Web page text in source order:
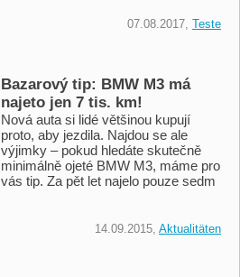
07.08.2017, Teste
Bazarový tip: BMW M3 má
najeto jen 7 tis. km!
Nová auta si lidé většinou kupují
proto, aby jezdila. Najdou se ale
výjimky – pokud hledáte skutečně
minimálně ojeté BMW M3, máme pro
vás tip. Za pět let najelo pouze sedm
14.09.2015, Aktualitäten